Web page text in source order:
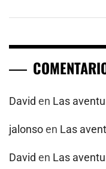
David en Las
jalonsoen Las
David en Las